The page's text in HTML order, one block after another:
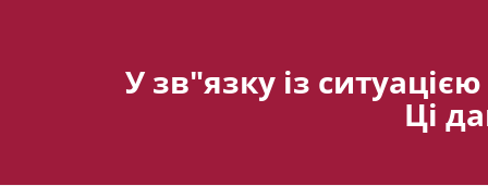
У зв"язку із
Ці